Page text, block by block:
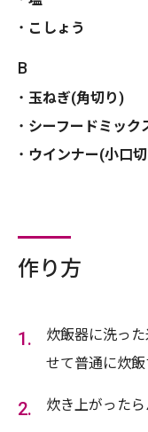
こしょう
B
玉ねぎ(角切り)
シーフードミック
ウインナー(小口
作り方
炊飯器に洗った
せて普通に炊飯
炊き上がった